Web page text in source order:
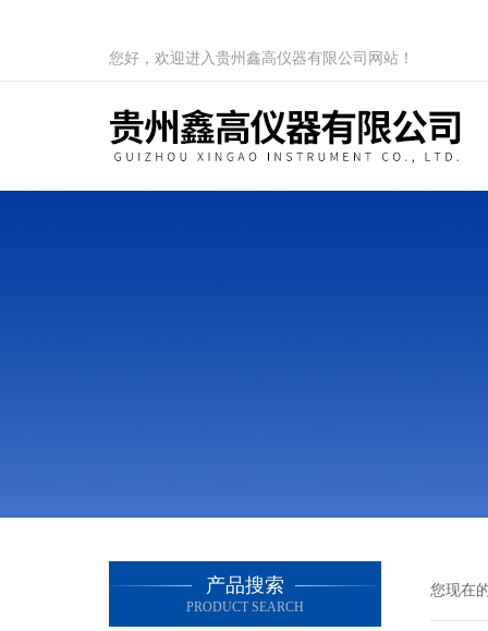
您好，欢迎进入贵州鑫高仪器有限公司网站！
产品搜索
PRODUCT SEARCH
您现在